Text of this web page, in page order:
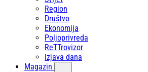
Region
Društvo
Ekonomija
Poljoprivreda
ReTTrovizor
Izjava dana
Magazin